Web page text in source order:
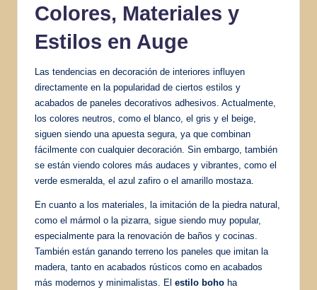
Colores, Materiales y
Estilos en Auge
Las tendencias en decoración de interiores influyen
directamente en la popularidad de ciertos estilos y
acabados de paneles decorativos adhesivos. Actualmente,
los colores neutros, como el blanco, el gris y el beige,
siguen siendo una apuesta segura, ya que combinan
fácilmente con cualquier decoración. Sin embargo, también
se están viendo colores más audaces y vibrantes, como el
verde esmeralda, el azul zafiro o el amarillo mostaza.
En cuanto a los materiales, la imitación de la piedra natural,
como el mármol o la pizarra, sigue siendo muy popular,
especialmente para la renovación de baños y cocinas.
También están ganando terreno los paneles que imitan la
madera, tanto en acabados rústicos como en acabados
más modernos y minimalistas. El estilo boho ha